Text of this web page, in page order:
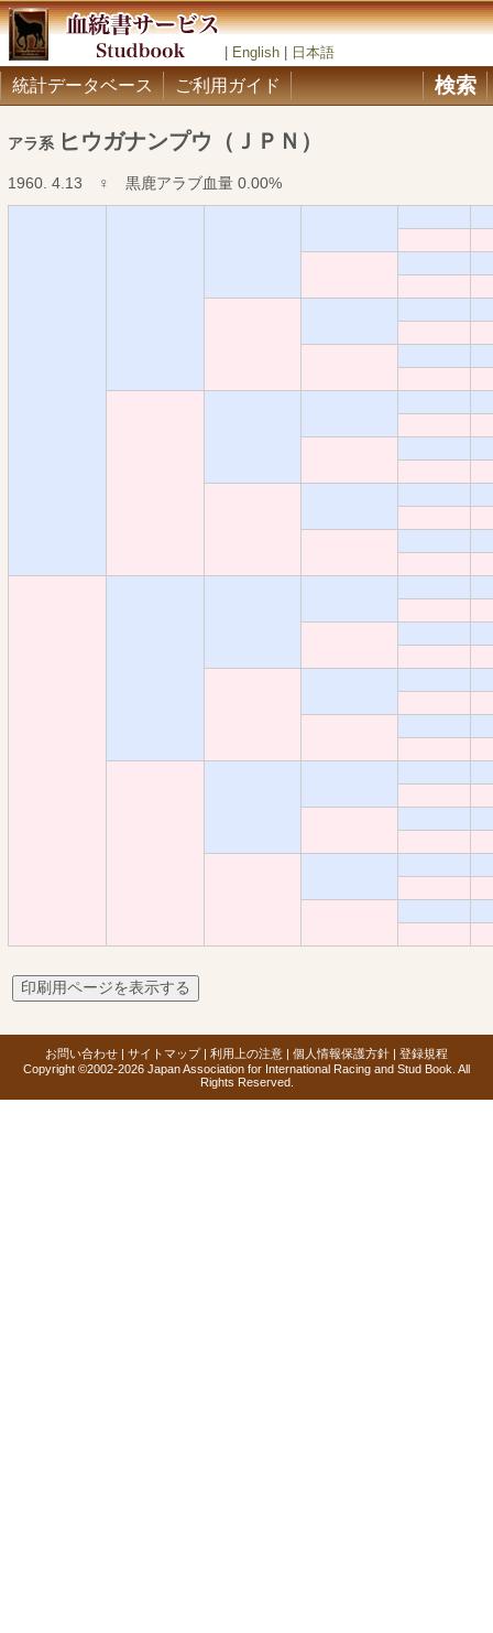
English 日本語
統計データベース ご利用ガイド 検索
アラ系 ヒウガナンプウ（ＪＰＮ）
1960. 4.13 ♀ 黒鹿アラブ血量 0.00%
お問い合わせ | サイトマップ| 利用上の注意 | 個人情報保護方針 | 登録規程
Copyright ©2002-2026 Japan Association for International Racing and Stud Book. All
Rights Reserved.